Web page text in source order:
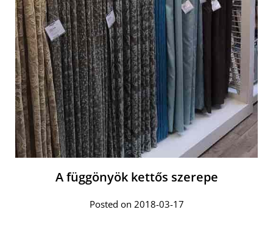
A függönyök kettős szerepe
Posted on 2018-03-17